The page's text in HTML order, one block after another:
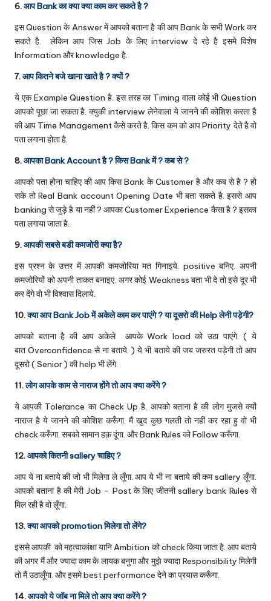
6.आप Bank का क्या क्या काम कर सकते है ?
इस Question के Answer में आपको बताना है की आप Bank के सभी Work कर
सकते है. लेकिन आप जिस Job के लिए interview दे रहे है इसमे विशेष
Information और knowledge है.
7.आप कितने बजे खाना खाते है ? क्यों ?
ये एक Example Question है. इस तरह का Timing वाला कोई भी Question
आपको पूछा जा सकता है. क्युकी interview लेनेवाला ये जानने की कोशिश करता है
की आप Time Management कैसे करते है. किस कम को आप Priority देते है वो
पता लगाना होता है.
8.आपका Bank Account है ? किस Bank में ? कब से ?
आपको पता होना चाहिए की आप किस Bank के Customer है और कब से है ? हो
सके तो Real Bank account Opening Date भी बता सकते है. इससे आप
banking से जुड़े है या नहीं ? आपका Customer Experience कैसा है ? इसका
पता लगाया जाता है.
9.आपकी सबसे बडी कमजोरी क्या है?
इस प्रश्न के उत्तर में आपकी कमजोरिया मत गिनाइये. positive बनिए. अपनी
कमजोरियों को अपनी ताकत बनाइए. अगर कोई Weakness बता भी दे तो इसे दूर भी
कर देंगे वो भी विश्वास दिलाये.
10.क्या आप Bank Job में अकेले काम कर पाएंगे ? या दूसरो की Help लेनी पड़ेगी?
आपको बताना है की आप अकेले आपके Work load को उठा पाएंगे. ( ये
बात Overconfidence से ना बताये. ) ये भी बताये की जब जरुरत पड़ेगी तो आप
दूसरो ( Senior ) की help भी लेंगे.
11.लोग आपके काम से नाराज होंगे तो आप क्या करेंगे ?
ये आपकी Tolerance का Check Up है. आपको बताना है की लोग मुजसे क्यों
नाराज है ये जानने की कोशिश करूँगा. मैं खुद कुछ गलती तो नहीं कर रहा हु वो भी
check करूँगा. सबको सामान हक़ दूंगा. और Bank Rules को Follow करूँगा.
12.आपको कितनी sallery चाहिए ?
आप ये ना बताये की जो भी मिलेगा ले लूँगा. आप ये भी ना बताये की कम sallery लूँगा.
आपको बताना है की मेरी Job – Post के लिए जीतनी sallery bank Rules से
मिल रही है वो लूँगा.
13.क्या आपको promotion मिलेगा तो लेंगे?
इससे आपकी को महत्वाकांक्षा यानि Ambition को check किया जाता है. आप बताये
की अगर मैं और ज्यादा काम के लायक बनुगा और मुझे ज्यादा Responsibility मिलेगी
तो मैं उठालूँगा. और इसमे best performance देने का प्रयास करूँगा.
14.आपको ये जॉब ना मिले तो आप क्या करेंगे ?